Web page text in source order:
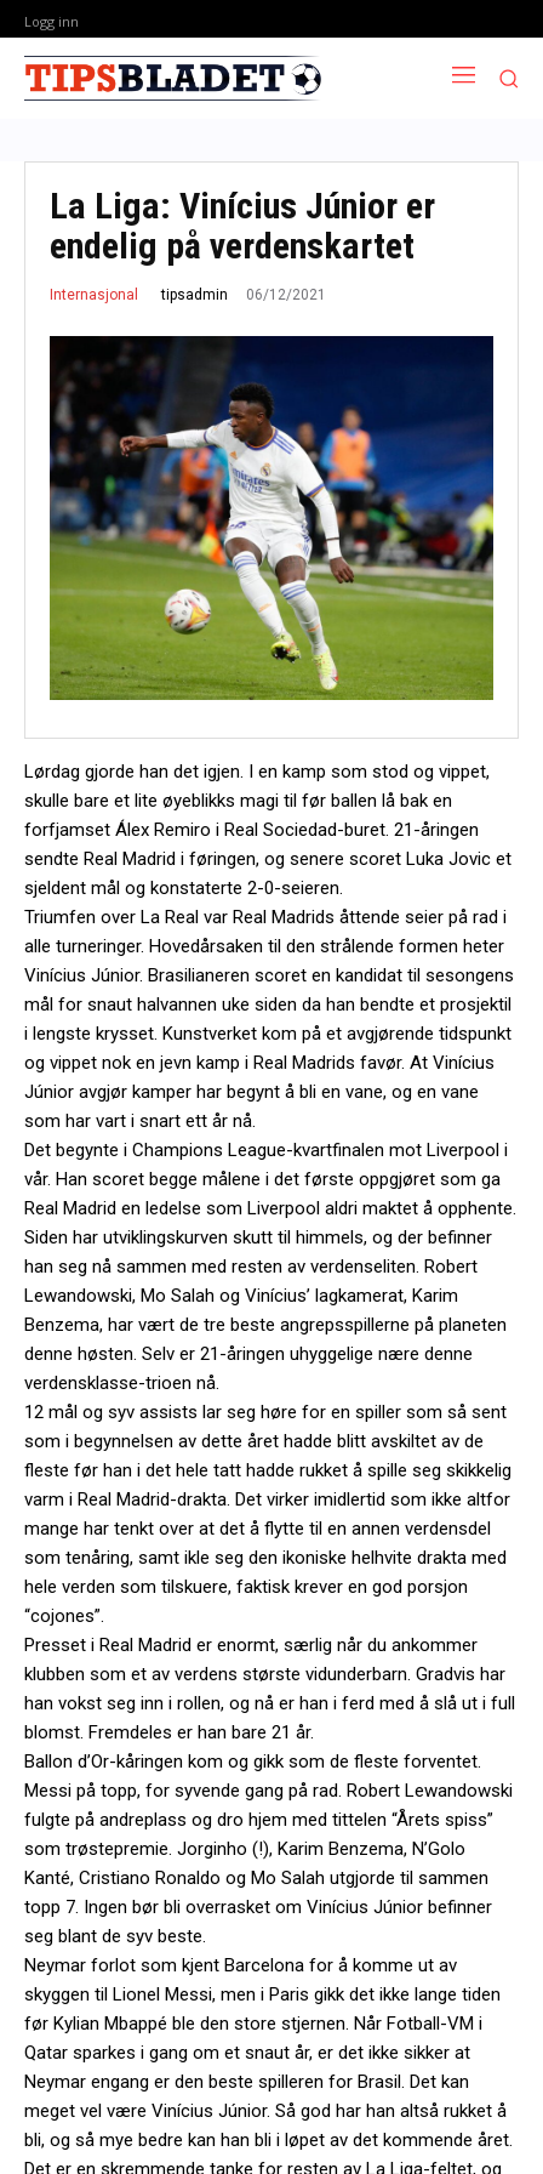
Logg inn
La Liga: Vinícius Júnior er
endelig på verdenskartet
Internasjonal tipsadmin 06/12/2021
Lørdag gjorde han det igjen. I en kamp som stod og vippet,
skulle bare et lite øyeblikks magi til før ballen lå bak en
forfjamset Álex Remiro i Real Sociedad-buret. 21-åringen
sendte Real Madrid i føringen, og senere scoret Luka Jovic et
sjeldent mål og konstaterte 2-0-seieren.
Triumfen over La Real var Real Madrids åttende seier på rad i
alle turneringer. Hovedårsaken til den strålende formen heter
Vinícius Júnior. Brasilianeren scoret en kandidat til sesongens
mål for snaut halvannen uke siden da han bendte et prosjektil
i lengste krysset. Kunstverket kom på et avgjørende tidspunkt
og vippet nok en jevn kamp i Real Madrids favør. At Vinícius
Júnior avgjør kamper har begynt å bli en vane, og en vane
som har vart i snart ett år nå.
Det begynte i Champions League-kvartfinalen mot Liverpool i
vår. Han scoret begge målene i det første oppgjøret som ga
Real Madrid en ledelse som Liverpool aldri maktet å opphente.
Siden har utviklingskurven skutt til himmels, og der befinner
han seg nå sammen med resten av verdenseliten. Robert
Lewandowski, Mo Salah og Vinícius’ lagkamerat, Karim
Benzema, har vært de tre beste angrepsspillerne på planeten
denne høsten. Selv er 21-åringen uhyggelige nære denne
verdensklasse-trioen nå.
12 mål og syv assists lar seg høre for en spiller som så sent
som i begynnelsen av dette året hadde blitt avskiltet av de
fleste før han i det hele tatt hadde rukket å spille seg skikkelig
varm i Real Madrid-drakta. Det virker imidlertid som ikke altfor
mange har tenkt over at det å flytte til en annen verdensdel
som tenåring, samt ikle seg den ikoniske helhvite drakta med
hele verden som tilskuere, faktisk krever en god porsjon
“cojones”.
Presset i Real Madrid er enormt, særlig når du ankommer
klubben som et av verdens største vidunderbarn. Gradvis har
han vokst seg inn i rollen, og nå er han i ferd med å slå ut i full
blomst. Fremdeles er han bare 21 år.
Ballon d’Or-kåringen kom og gikk som de fleste forventet.
Messi på topp, for syvende gang på rad. Robert Lewandowski
fulgte på andreplass og dro hjem med tittelen “Årets spiss”
som trøstepremie. Jorginho (!), Karim Benzema, N’Golo
Kanté, Cristiano Ronaldo og Mo Salah utgjorde til sammen
topp 7. Ingen bør bli overrasket om Vinícius Júnior befinner
seg blant de syv beste.
Neymar forlot som kjent Barcelona for å komme ut av
skyggen til Lionel Messi, men i Paris gikk det ikke lange tiden
før Kylian Mbappé ble den store stjernen. Når Fotball-VM i
Qatar sparkes i gang om et snaut år, er det ikke sikker at
Neymar engang er den beste spilleren for Brasil. Det kan
meget vel være Vinícius Júnior. Så god har han altså rukket å
bli, og så mye bedre kan han bli i løpet av det kommende året.
Det er en skremmende tanke for resten av La Liga-feltet, og